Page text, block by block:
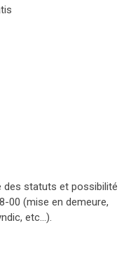
des statuts et possibilité
00 (mise en demeure,
etc…).